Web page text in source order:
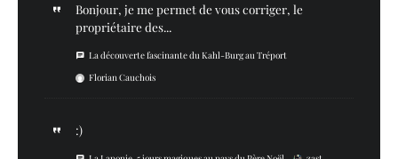
Bonjour, je me permet de vous corriger, le
propriétaire des...
La découverte fascinante du Kahl-Burg au Tréport
Florian Cauchois
:)